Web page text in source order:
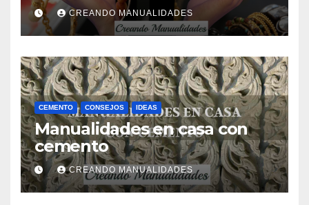
CREANDO MANUALIDADES
CEMENTO CONSEJOS IDEAS
Manualidades en casa con
cemento
CREANDO MANUALIDADES